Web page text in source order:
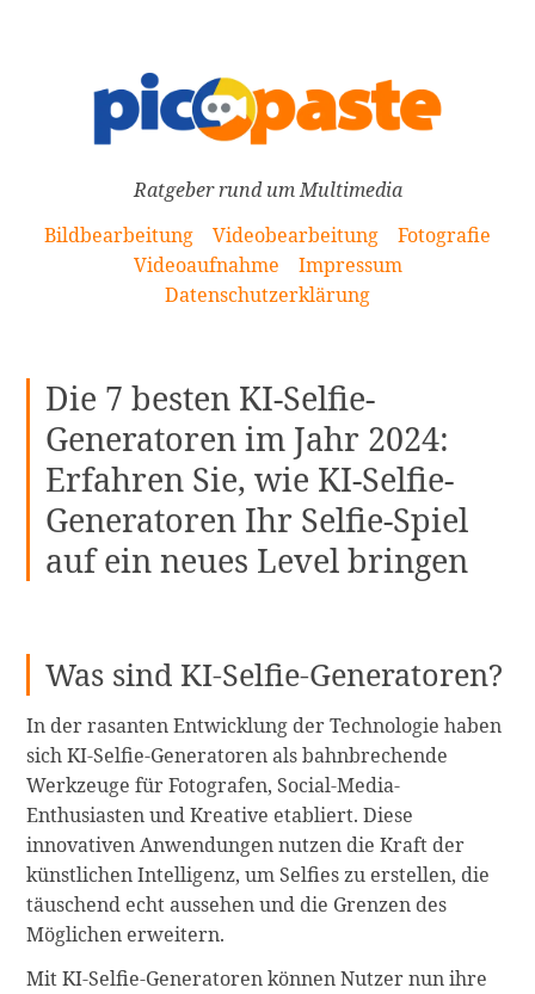
Ratgeber rund um Multimedia
Bildbearbeitung
Videobearbeitung
Fotografie
Videoaufnahme
Impressum
Datenschutzerklärung
Die 7 besten KI-Selfie-
Generatoren im Jahr 2024:
Erfahren Sie, wie KI-Selfie-
Generatoren Ihr Selfie-Spiel
auf ein neues Level bringen
Was sind KI-Selfie-Generatoren?
In der rasanten Entwicklung der Technologie haben
sich KI-Selfie-Generatoren als bahnbrechende
Werkzeuge für Fotografen, Social-Media-
Enthusiasten und Kreative etabliert. Diese
innovativen Anwendungen nutzen die Kraft der
künstlichen Intelligenz, um Selfies zu erstellen, die
täuschend echt aussehen und die Grenzen des
Möglichen erweitern.
Mit KI-Selfie-Generatoren können Nutzer nun ihre